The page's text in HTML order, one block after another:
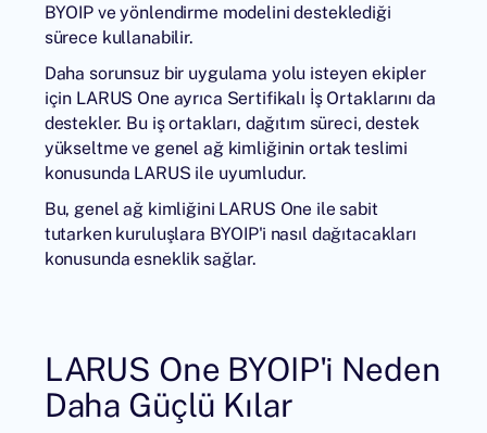
BYOIP ve yönlendirme modelini desteklediği
sürece kullanabilir.
Daha sorunsuz bir uygulama yolu isteyen ekipler
için LARUS One ayrıca Sertifikalı İş Ortaklarını da
destekler. Bu iş ortakları, dağıtım süreci, destek
yükseltme ve genel ağ kimliğinin ortak teslimi
konusunda LARUS ile uyumludur.
Bu, genel ağ kimliğini LARUS One ile sabit
tutarken kuruluşlara BYOIP'i nasıl dağıtacakları
konusunda esneklik sağlar.
LARUS One BYOIP'i Neden
Daha Güçlü Kılar